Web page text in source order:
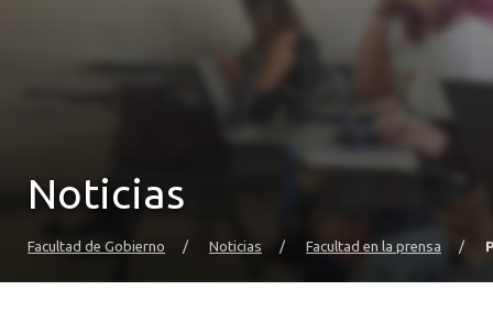
Noticias
Facultad de Gobierno / Noticias / Facultad en la prensa /